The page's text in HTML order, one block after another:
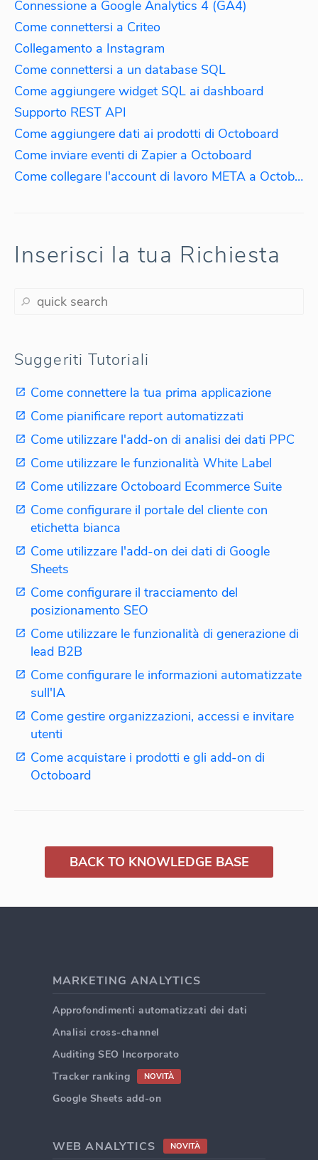
Connessione a Google Analytics 4 (GA4)
Come connettersi a Criteo
Collegamento a Instagram
Come connettersi a un database SQL
Come aggiungere widget SQL ai dashboard
Supporto REST API
Come aggiungere dati ai prodotti di Octoboard
Come inviare eventi di Zapier a Octoboard
Come collegare l'account di lavoro META a Octoboard
Inserisci la tua Richiesta
Suggeriti Tutoriali
Come connettere la tua prima applicazione
Come pianificare report automatizzati
Come utilizzare l'add-on di analisi dei dati PPC
Come utilizzare le funzionalità White Label
Come utilizzare Octoboard Ecommerce Suite
Come configurare il portale del cliente con
etichetta bianca
Come utilizzare l'add-on dei dati di Google
Sheets
Come configurare il tracciamento del
posizionamento SEO
Come utilizzare le funzionalità di generazione di
lead B2B
Come configurare le informazioni automatizzate
sull'IA
Come gestire organizzazioni, accessi e invitare
utenti
Come acquistare i prodotti e gli add-on di
Octoboard
BACK TO KNOWLEDGE BASE
MARKETING ANALYTICS
Approfondimenti automatizzati dei dati
Analisi cross-channel
Auditing SEO Incorporato
Tracker ranking
NOVITÀ
Google Sheets add-on
WEB ANALYTICS NOVITÀ